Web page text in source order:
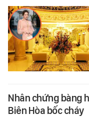
Nhân chứng bàng
Biên Hòa bốc cháy